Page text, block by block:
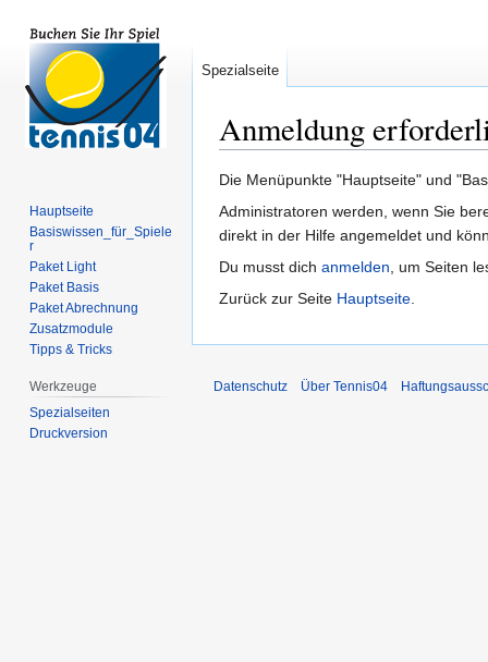
Anmeldung
Zur
Navigation
springen
Zur
Suche
springen
Die Menüpunkte "Hauptseite" und
Administratoren werden, wenn Sie
direkt in der Hilfe angemeldet und
Du musst dich anmelden, um Seiten
Zurück zur Seite Hauptseite.
Spezialseite
Hauptseite
Basiswissen_für_Spiele
r
Paket Light
Paket Basis
Paket Abrechnung
Zusatzmodule
Tipps & Tricks
Werkzeuge
Spezialseiten
Druckversion
Datenschutz Über Tennis04